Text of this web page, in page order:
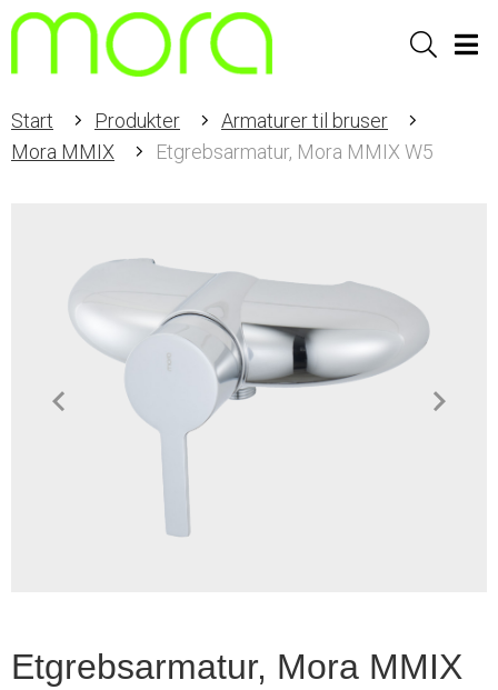
Sök
Start Produkter
Armaturer til bruser
Mora MMIX
Etgrebsarmatur, Mora MMIX W5
Etgrebsarmatur, Mora MMIX